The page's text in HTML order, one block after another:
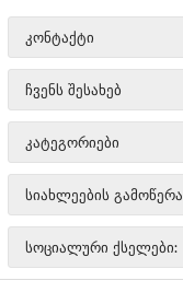
ᲙᲝᲜᲢᲐᲥᲢᲘ
ᲩᲕᲔᲜᲡ ᲨᲔᲡᲐᲮᲔᲑ
ᲙᲐᲢᲔᲒᲝᲠᲘᲔᲑᲘ
ᲡᲘᲐᲮᲚᲔᲔᲑᲘᲡ ᲒᲐᲛᲝᲬᲔᲠᲐ
ᲡᲝᲪᲘᲐᲚᲣᲠᲘ ᲥᲡᲔᲚᲔᲑᲘ: